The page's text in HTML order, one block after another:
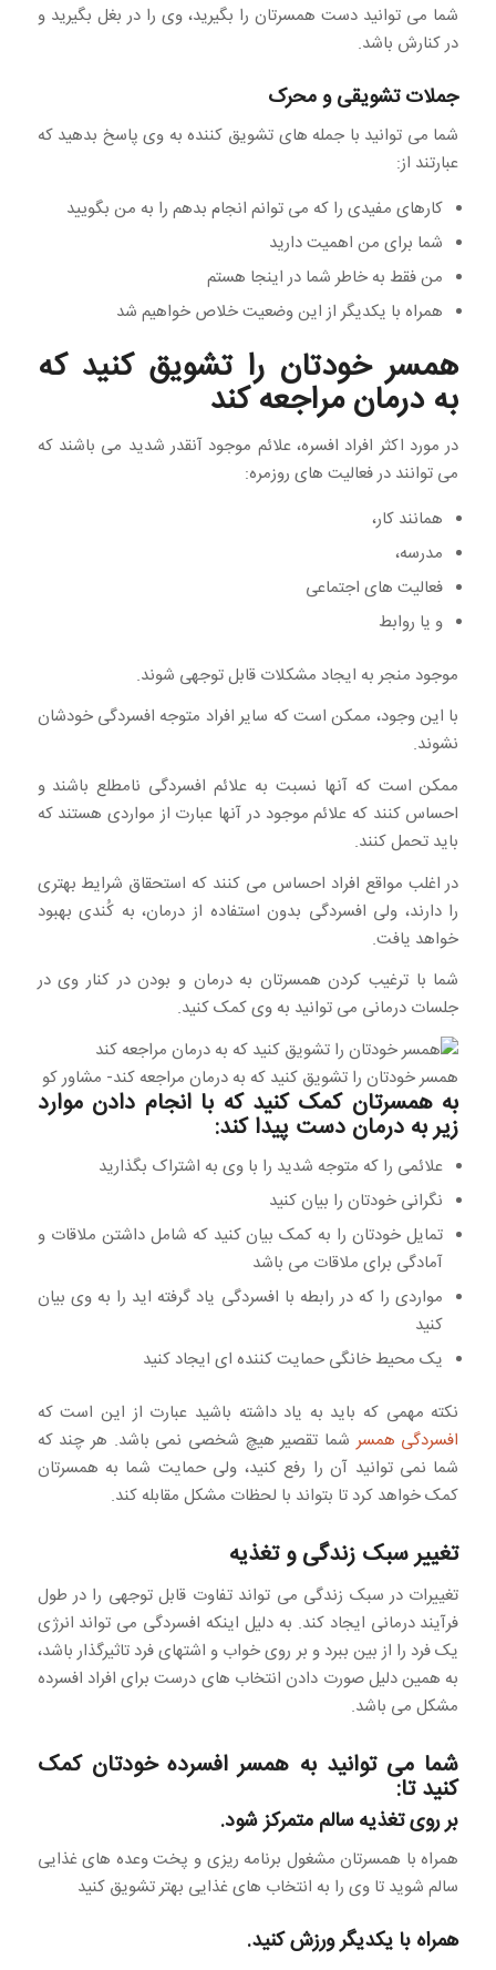
شما می توانید دست همسرتان را بگیرید، وی را در بغل بگیرید و
در کنارش باشد.
جملات تشویقی و محرک
شما می توانید با جمله های تشویق کننده به وی پاسخ بدهید که
عبارتند از:
کارهای مفیدی را که می توانم انجام بدهم را به من بگویید
شما برای من اهمیت دارید
من فقط به خاطر شما در اینجا هستم
همراه با یکدیگر از این وضعیت خلاص خواهیم شد
همسر خودتان را تشویق کنید که
به درمان مراجعه کند
در مورد اکثر افراد افسره، علائم موجود آنقدر شدید می باشند که
می توانند در فعالیت های روزمره:
همانند کار،
مدرسه،
فعالیت های اجتماعی
و یا روابط
موجود منجر به ایجاد مشکلات قابل توجهی شوند.
با این وجود، ممکن است که سایر افراد متوجه افسردگی خودشان
نشوند.
ممکن است که آنها نسبت به علائم افسردگی نامطلع باشند و
احساس کنند که علائم موجود در آنها عبارت از مواردی هستند که
باید تحمل کنند.
در اغلب مواقع افراد احساس می کنند که استحقاق شرایط بهتری
را دارند، ولی افسردگی بدون استفاده از درمان، به کُندی بهبود
خواهد یافت.
شما با ترغیب کردن همسرتان به درمان و بودن در کنار وی در
جلسات درمانی می توانید به وی کمک کنید.
همسر خودتان را تشویق کنید که به درمان مراجعه کند- مشاور کو
به همسرتان کمک کنید که با انجام دادن موارد
زیر به درمان دست پیدا کند:
علائمی را که متوجه شدید را با وی به اشتراک بگذارید
نگرانی خودتان را بیان کنید
تمایل خودتان را به کمک بیان کنید که شامل داشتن ملاقات و
آمادگی برای ملاقات می باشد
مواردی را که در رابطه با افسردگی یاد گرفته اید را به وی بیان
کنید
یک محیط خانگی حمایت کننده ای ایجاد کنید
نکته مهمی که باید به یاد داشته باشید عبارت از این است که
افسردگی همسرشما تقصیر هیچ شخصی نمی باشد. هر چند که
شما نمی توانید آن را رفع کنید، ولی حمایت شما به همسرتان
کمک خواهد کرد تا بتواند با لحظات مشکل مقابله کند.
تغییر سبک زندگی و تغذیه
تغییرات در سبک زندگی می تواند تفاوت قابل توجهی را در طول
فرآیند درمانی ایجاد کند. به دلیل اینکه افسردگی می تواند انرژی
یک فرد را از بین ببرد و بر روی خواب و اشتهای فرد تاثیرگذار باشد،
به همین دلیل صورت دادن انتخاب های درست برای افراد افسرده
مشکل می باشد.
شما می توانید به همسر افسرده خودتان کمک
کنید تا:
بر روی تغذیه سالم متمرکز شود.
همراه با همسرتان مشغول برنامه ریزی و پخت وعده های غذایی
سالم شوید تا وی را به انتخاب های غذایی بهتر تشویق کنید
همراه با یکدیگر ورزش کنید.